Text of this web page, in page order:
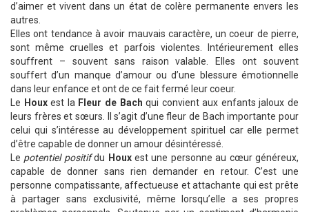
d’aimer et vivent dans un état de colère permanente envers les
autres.
Elles ont tendance à avoir mauvais caractère, un coeur de pierre,
sont même cruelles et parfois violentes. Intérieurement elles
souffrent – souvent sans raison valable. Elles ont souvent
souffert d’un manque d’amour ou d’une blessure émotionnelle
dans leur enfance et ont de ce fait fermé leur coeur.
Le Houxest la Fleur de Bach qui convient aux enfants jaloux de
leurs frères et sœurs. Il s’agit d’une fleur de Bach importante pour
celui qui s’intéresse au développement spirituel car elle permet
d’être capable de donner un amour désintéressé.
Le potentiel positifdu Houxest une personne au cœur généreux,
capable de donner sans rien demander en retour. C’est une
personne compatissante, affectueuse et attachante qui est prête
à partager sans exclusivité, même lorsqu’elle a ses propres